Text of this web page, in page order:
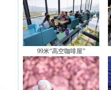
99米“高空咖啡屋”